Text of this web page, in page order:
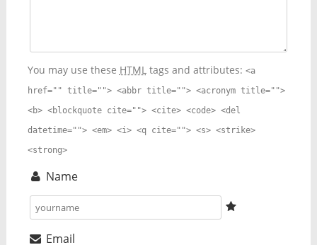
You may use these HTMLtags and attributes: <a
href="" title=""> <abbr title=""> <acronym title="">
<b> <blockquote cite=""> <cite> <code> <del
datetime=""> <em> <i> <q cite=""> <s> <strike>
<strong>
Name
Email